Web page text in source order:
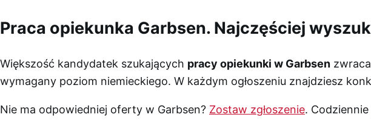
Praca opiekunka Garbsen. Najczęściej
Większość kandydatek szukających pracy opiekunki w Garbsen
wymagany poziom niemieckiego. W każdym ogłoszeniu znajdziesz
Nie ma odpowiedniej oferty w Garbsen? Zostaw zgłoszenie.